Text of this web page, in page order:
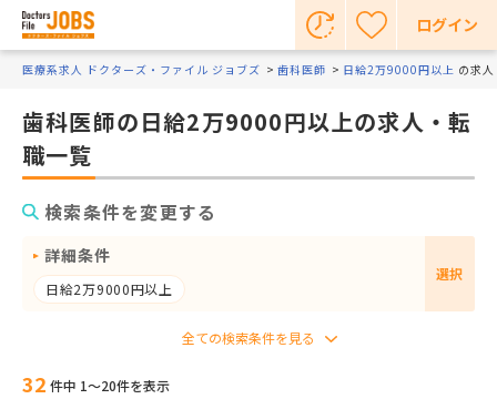
ログイン
医療系求人 ドクターズ・ファイル ジョブズ 歯科医師 日給2万9000円以上 の求
歯科医師の日給2万9000円以上の求人・転
職一覧
検索条件を変更する
詳細条件
日給2万9000円以上
選択
32 件中 1〜20件を表示